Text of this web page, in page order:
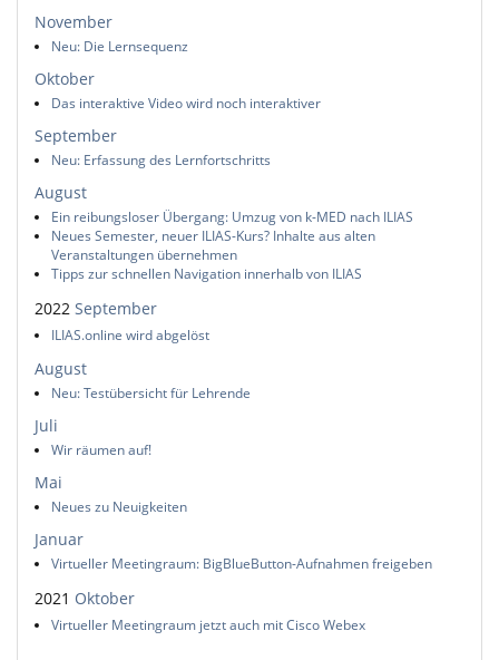
November
Neu: Die Lernsequenz
Oktober
Das interaktive Video wird noch interaktiver
September
Neu: Erfassung des Lernfortschritts
August
Ein reibungsloser Übergang: Umzug von k-MED nach ILIAS
Neues Semester, neuer ILIAS-Kurs? Inhalte aus alten
Veranstaltungen übernehmen
Tipps zur schnellen Navigation innerhalb von ILIAS
2022 September
ILIAS.online wird abgelöst
August
Neu: Testübersicht für Lehrende
Juli
Wir räumen auf!
Mai
Neues zu Neuigkeiten
Januar
Virtueller Meetingraum: BigBlueButton-Aufnahmen freigeben
2021 Oktober
Virtueller Meetingraum jetzt auch mit Cisco Webex